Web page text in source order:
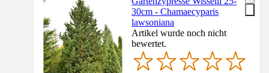
30cm - Chamaecyparis
lawsoniana
Artikel wurde noch nicht
bewertet.